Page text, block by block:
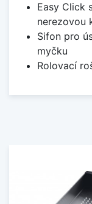
Easy Click
nerezovou
Sifon pro
myčku
Rolovací